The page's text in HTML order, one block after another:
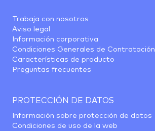
Trabaja con nosotros
Aviso legal
Información corporativa
Condiciones Generales de Contratación
Características de producto
Preguntas frecuentes
PROTECCIÓN DE DATOS
Información sobre protección de datos
Condiciones de uso de la web